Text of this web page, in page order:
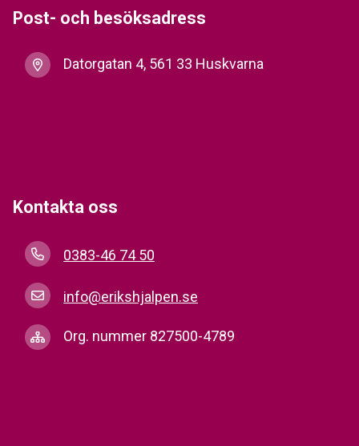
Post- och besöksadress
Datorgatan 4, 561 33 Huskvarna
Kontakta oss
0383-46 74 50
info@erikshjalpen.se
Org. nummer 827500-4789